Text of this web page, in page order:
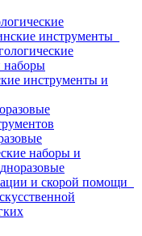
инструменты
наборы
инструменты и
наборы и
и скорой помощи